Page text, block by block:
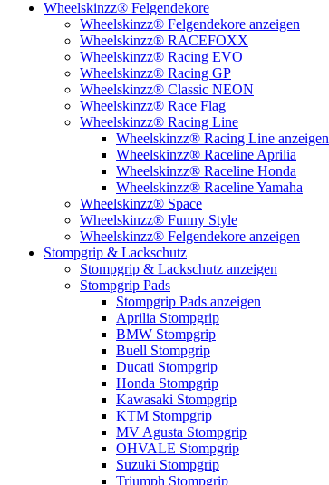
Wheelskinzz® Felgendekore
Wheelskinzz® Felgendekore anzeigen
Wheelskinzz® RACEFOXX
Wheelskinzz® Racing EVO
Wheelskinzz® Racing GP
Wheelskinzz® Classic NEON
Wheelskinzz® Race Flag
Wheelskinzz® Racing Line
Wheelskinzz® Racing Line anzeigen
Wheelskinzz® Raceline Aprilia
Wheelskinzz® Raceline Honda
Wheelskinzz® Raceline Yamaha
Wheelskinzz® Space
Wheelskinzz® Funny Style
Wheelskinzz® Felgendekore anzeigen
Stompgrip & Lackschutz
Stompgrip & Lackschutz anzeigen
Stompgrip Pads
Stompgrip Pads anzeigen
Aprilia Stompgrip
BMW Stompgrip
Buell Stompgrip
Ducati Stompgrip
Honda Stompgrip
Kawasaki Stompgrip
KTM Stompgrip
MV Agusta Stompgrip
OHVALE Stompgrip
Suzuki Stompgrip
Triumph Stompgrip